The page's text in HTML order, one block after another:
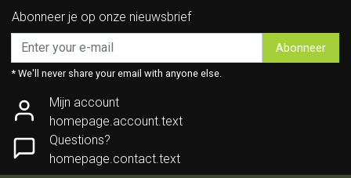
Abonneer je op onze nieuwsbrief
Abonneer
* We'll never share your email with anyone else.
Mijn account
homepage.account.text
Questions?
homepage.contact.text